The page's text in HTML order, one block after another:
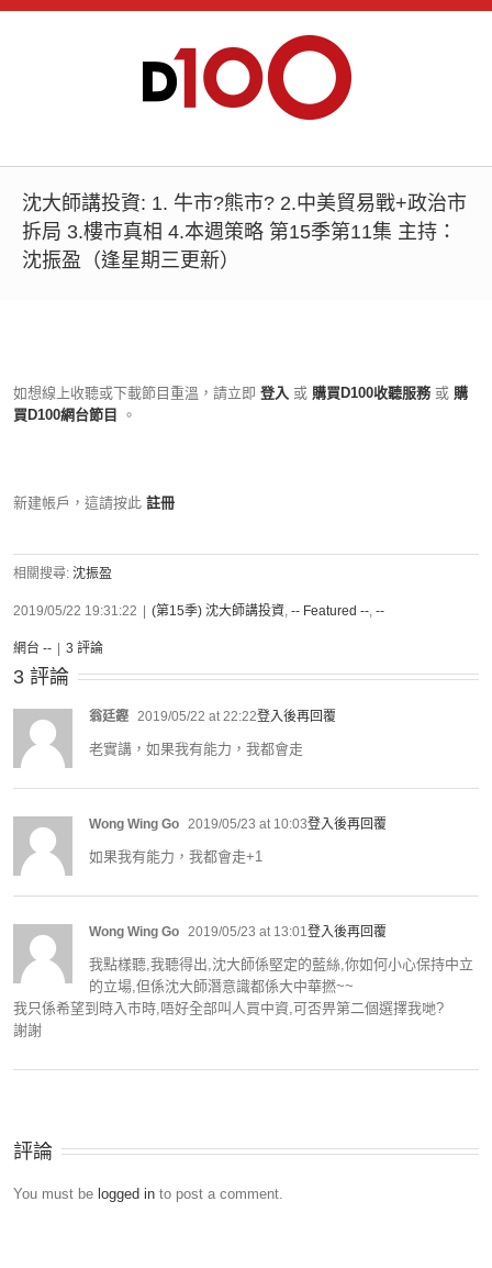
沈大師講投資: 1. 牛市?熊市? 2.中美貿易戰+政治市
拆局 3.樓市真相 4.本週策略 第15季第11集 主持：
沈振盈（逢星期三更新）
如想線上收聽或下載節目重溫，請立即 登入 或 購買D100收聽服務 或 購
買D100網台節目
。
新建帳戶，這請按此 註冊
相關搜尋: 沈振盈
2019/05/22 19:31:22 (第15季) 沈大師講投資, -- Featured --, --
網台 -- 3 評論
3 評論
翁廷鏗 2019/05/22 at 22:22登入後再回覆
老實講，如果我有能力，我都會走
Wong Wing Go 2019/05/23 at 10:03登入後再回覆
如果我有能力，我都會走+1
Wong Wing Go 2019/05/23 at 13:01登入後再回覆
我點樣聽,我聽得出,沈大師係堅定的藍絲,你如何小心保持中立
的立場,但係沈大師潛意識都係大中華撚~~
我只係希望到時入市時,唔好全部叫人買中資,可否畀第二個選擇我哋?
謝謝
評論
You must be logged in to post a comment.